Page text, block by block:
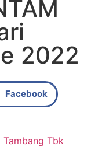
2022
Facebook
Tambang Tbk